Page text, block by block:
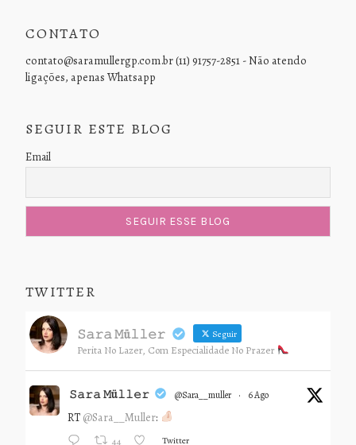
CONTATO
contato@saramullergp.com.br (11) 91757-2851 - Não atendo
ligações, apenas Whatsapp
SEGUIR ESTE BLOG
Email
TWITTER
𝚂𝚊𝚛𝚊 𝙼ü𝚕𝚕𝚎𝚛 Seguir
Perita No Lazer, Com Especialidade No Prazer
𝚂𝚊𝚛𝚊 𝙼ü𝚕𝚕𝚎𝚛 @sara__muller · 6 Ago
RT @Sara__Muller:
44 Twitter